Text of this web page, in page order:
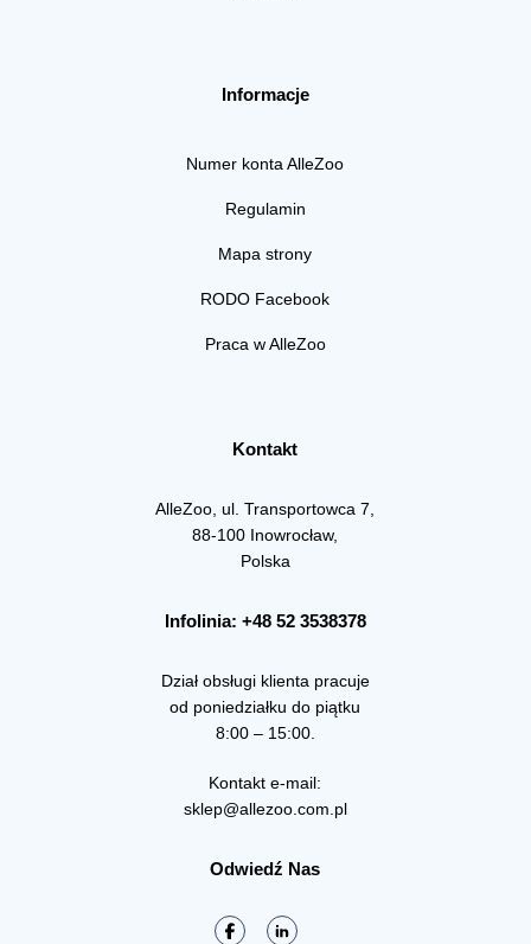
Informacje
Numer konta AlleZoo
Regulamin
Mapa strony
RODO Facebook
Praca w AlleZoo
Kontakt
AlleZoo, ul. Transportowca 7,
88-100 Inowrocław,
Polska
Infolinia: +48 52 3538378
Dział obsługi klienta pracuje
od poniedziałku do piątku
8:00 – 15:00.
Kontakt e-mail:
sklep@allezoo.com.pl
Odwiedź Nas